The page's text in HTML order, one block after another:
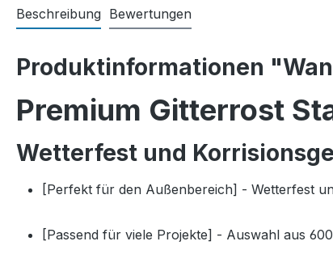
Beschreibung Bewertungen
Produktinformationen
Premium Gitterrost
Wetterfest und
[Perfekt für den Außenbereich] - Wetterfest
[Passend für viele Projekte] - Auswahl aus